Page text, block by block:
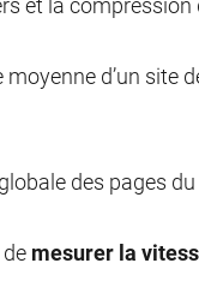
d’un site
des pages
mesurer la